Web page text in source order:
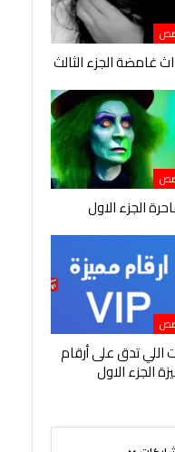
غامضة الجزء الثالث
الجزء الاول
اللي تدق على أرقام
الجزء الاول